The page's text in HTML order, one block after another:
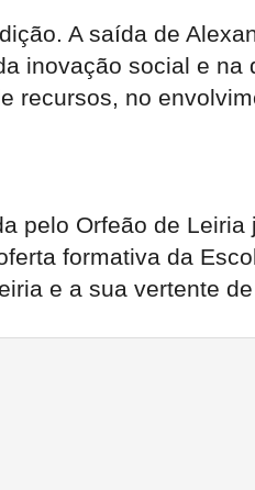
A saída de
inovação social e na
recursos, no
pelo Orfeão de
formativa da
e a sua vertente